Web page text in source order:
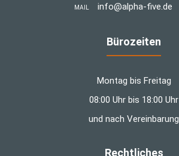
MAIL info@alpha-five.de
Bürozeiten
Montag bis Freitag
08:00 Uhr bis 18:00 Uhr
und nach Vereinbarung
Rechtliches